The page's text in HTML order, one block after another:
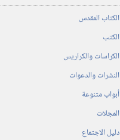
الكتاب المقدس
الكتب
الكراسات والكراريس
النشرات والدعوات
أبواب متنوعة
المجلات
دليل الاجتماع